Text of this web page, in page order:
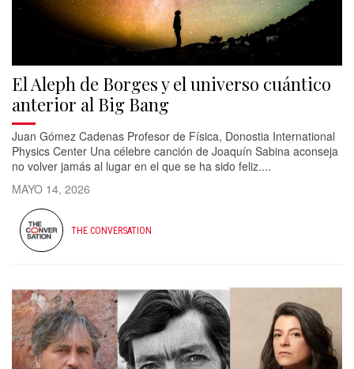
El Aleph de Borges y el universo cuántico
anterior al Big Bang
Juan Gómez Cadenas Profesor de Física, Donostia International
Physics Center Una célebre canción de Joaquín Sabina aconseja
no volver jamás al lugar en el que se ha sido feliz....
MAYO 14, 2026
THE CONVERSATION